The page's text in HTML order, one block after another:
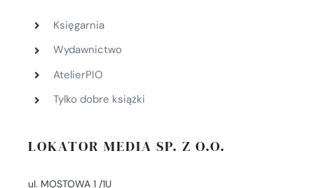
Księgarnia
Wydawnictwo
AtelierPIO
Tylko dobre książki
LOKATOR MEDIA SP. Z O.O.
ul. MOSTOWA 1 /1U